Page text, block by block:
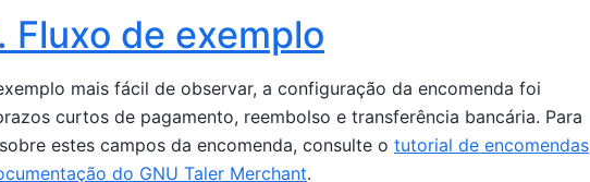
Fluxo de exemplo
mais fácil de observar, a configuração da encomenda foi
curtos de pagamento, reembolso e transferência bancária. Para
estes campos da encomenda, consulte o tutorial de encomendas
do GNU Taler Merchant.